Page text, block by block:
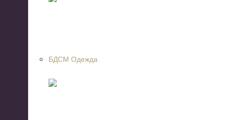
БДСМ Одежда